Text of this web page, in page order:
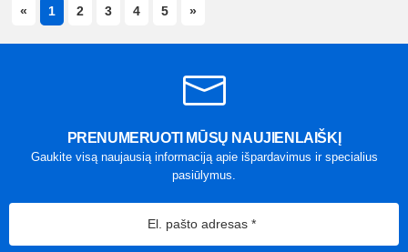
« PREVIOUS
1 2 3 4 5 »NEXT
PRENUMERUOTI MŪSŲ NAUJIENLAIŠKĮ
Gaukite visą naujausią informaciją apie išpardavimus ir specialius
pasiūlymus.